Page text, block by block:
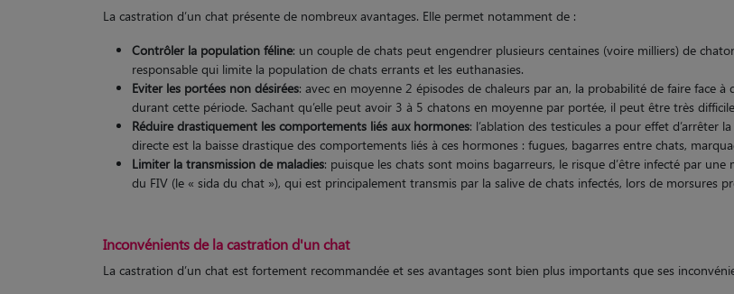
La castration d’un chat présente de nombreux avantages. Elle permet notamment de :
Contrôler la population féline: un couple de chats peut engendrer plusieurs centaines (voire milliers) de
responsable qui limite la population de chats errants et les euthanasies.
Eviter les portées non désirées: avec en moyenne 2 épisodes de chaleurs par an, la probabilité de faire face
durant cette période. Sachant qu’elle peut avoir 3 à 5 chatons en moyenne par portée, il peut être très
Réduire drastiquement les comportements liés aux hormones: l’ablation des testicules a pour effet d’arrêter
directe est la baisse drastique des comportements liés à ces hormones : fugues, bagarres entre chats,
Limiter la transmission de maladies: puisque les chats sont moins bagarreurs, le risque d’être infecté par
du FIV (le « sida du chat »), qui est principalement transmis par la salive de chats infectés, lors de morsures
Inconvénients de la castration d'un chat
La castration d’un chat est fortement recommandée et ses avantages sont bien plus importants que ses